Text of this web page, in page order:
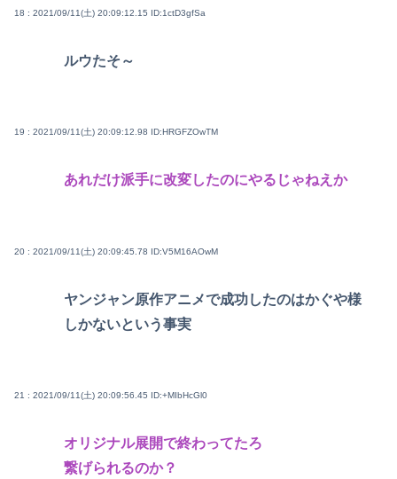
18 : 2021/09/11(土) 20:09:12.15 ID:1ctD3gfSa
ルウたそ～
19 : 2021/09/11(土) 20:09:12.98 ID:HRGFZOwTM
あれだけ派手に改変したのにやるじゃねえか
20 : 2021/09/11(土) 20:09:45.78 ID:V5M16AOwM
ヤンジャン原作アニメで成功したのはかぐや様
しかないという事実
21 : 2021/09/11(土) 20:09:56.45 ID:+MIbHcGl0
オリジナル展開で終わってたろ
繋げられるのか？